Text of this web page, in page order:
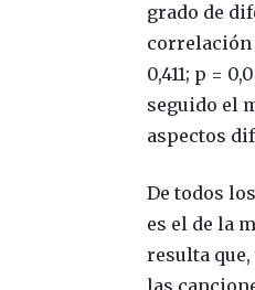
grado de
correlación
0,411; p =
seguido el
aspectos
De todos
es el de la
resulta